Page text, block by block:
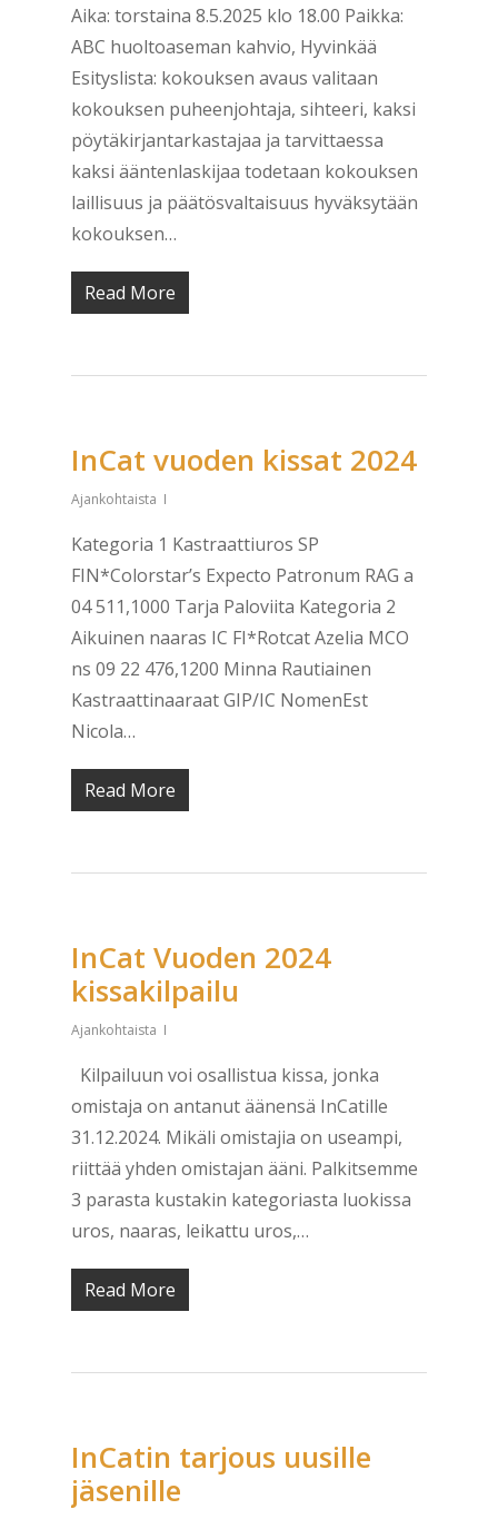
Aika: torstaina 8.5.2025 klo 18.00 Paikka:
ABC huoltoaseman kahvio, Hyvinkää
Esityslista: kokouksen avaus valitaan
kokouksen puheenjohtaja, sihteeri, kaksi
pöytäkirjantarkastajaa ja tarvittaessa
kaksi ääntenlaskijaa todetaan kokouksen
laillisuus ja päätösvaltaisuus hyväksytään
kokouksen…
Read More
InCat vuoden kissat 2024
Ajankohtaista
Kategoria 1 Kastraattiuros SP
FIN*Colorstar’s Expecto Patronum RAG a
04 511,1000 Tarja Paloviita Kategoria 2
Aikuinen naaras IC FI*Rotcat Azelia MCO
ns 09 22 476,1200 Minna Rautiainen
Kastraattinaaraat GIP/IC NomenEst
Nicola…
Read More
InCat Vuoden 2024
kissakilpailu
Ajankohtaista
Kilpailuun voi osallistua kissa, jonka
omistaja on antanut äänensä InCatille
31.12.2024. Mikäli omistajia on useampi,
riittää yhden omistajan ääni. Palkitsemme
3 parasta kustakin kategoriasta luokissa
uros, naaras, leikattu uros,…
Read More
InCatin tarjous uusille
jäsenille